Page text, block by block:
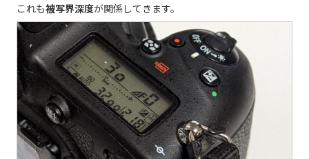
これも被写界深度が関係してきます。